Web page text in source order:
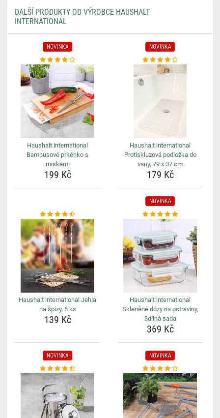
DALŠÍ PRODUKTY OD VÝROBCE HAUSHALT
INTERNATIONAL
NOVINKA
Haushalt international
Bambusové prkénko s
miskami
199 Kč
NOVINKA
Haushalt international
Protiskluzová podložka do
vany, 79 x 37 cm
179 Kč
Haushalt international Jehla
na špízy, 6 ks
139 Kč
NOVINKA
Haushalt international
Skleněné dózy na potraviny,
3dílná sada
369 Kč
NOVINKA NOVINKA